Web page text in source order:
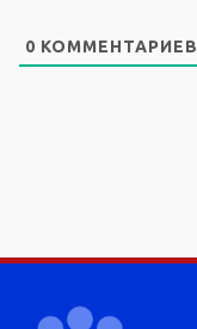
0 КОММЕНТАРИЕВ